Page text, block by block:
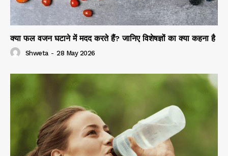
क्या फल वजन घटाने में मदद करते हैं? जानिए विशेषज्ञों का क्या कहना है
Shweta - 28 May 2026